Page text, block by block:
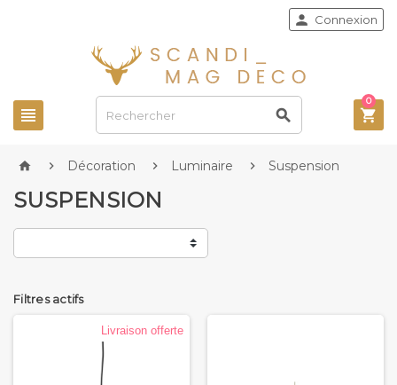
 
 Connexion

0
  Décoration  Luminaire  Suspension
SUSPENSION
Filtres actifs
Livraison offerte